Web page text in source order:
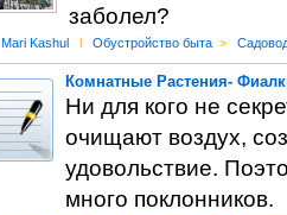
заболел?
Mari Kashul l Обустройство быта >
Комнатные Растения-
Ни для кого не
очищают воздух,
удовольствие.
много поклонников.